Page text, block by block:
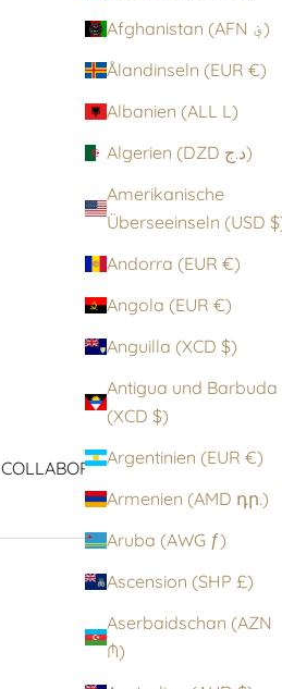
COLLABORATIONENICONS
Afghanistan (AFN ؋)
Ålandinseln (EUR €)
Albanien (ALL L)
Algerien (DZD د.ج)
Amerikanische
Andorra (EUR €)
Angola (EUR €)
Anguilla (XCD $)
Antigua und Barbuda
(XCD $)
Argentinien (EUR €)
Armenien (AMD դր.)
Aruba (AWG ƒ)
Ascension (SHP £)
Aserbaidschan (AZN
₼)